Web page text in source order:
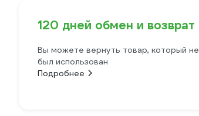
120 дней обмен и возврат
Вы можете вернуть товар, который не
был использован
Подробнее